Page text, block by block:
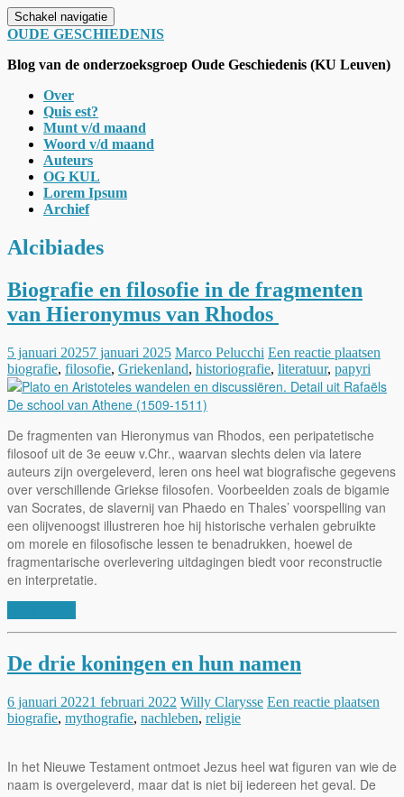
Schakel navigatie
OUDE GESCHIEDENIS
Blog van de onderzoeksgroep Oude Geschiedenis (KU Leuven)
Over
Quis est?
Munt v/d maand
Woord v/d maand
Auteurs
OG KUL
Lorem Ipsum
Archief
Alcibiades
Biografie en filosofie in de fragmenten
van Hieronymus van Rhodos
5 januari 20257 januari 2025 Marco Pelucchi Een reactie plaatsen
biografie, filosofie, Griekenland, historiografie, literatuur, papyri
De fragmenten van Hieronymus van Rhodos, een peripatetische
filosoof uit de 3e eeuw v.Chr., waarvan slechts delen via latere
auteurs zijn overgeleverd, leren ons heel wat biografische gegevens
over verschillende Griekse filosofen. Voorbeelden zoals de bigamie
van Socrates, de slavernij van Phaedo en Thales’ voorspelling van
een olijvenoogst illustreren hoe hij historische verhalen gebruikte
om morele en filosofische lessen te benadrukken, hoewel de
fragmentarische overlevering uitdagingen biedt voor reconstructie
en interpretatie.
De drie koningen en hun namen
6 januari 20221 februari 2022 Willy Clarysse Een reactie plaatsen
biografie, mythografie, nachleben, religie
In het Nieuwe Testament ontmoet Jezus heel wat figuren van wie de
naam is overgeleverd, maar dat is niet bij iedereen het geval. De